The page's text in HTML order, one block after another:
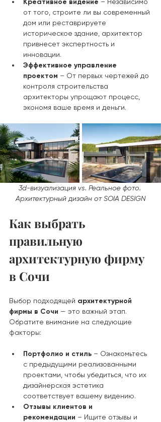
Креативное видение
от того, строите ли вы современный
дом или реставрируете
историческое здание, архитектор
привнесет экспертность и
инновации.
Эффективное управление
проектом – От первых чертежей до
контроля строительства
архитекторы упрощают процесс,
экономя ваше время и деньги.
3d-визуализация vs. Реальное фото.
Архитектурный дизайн от SOIA DESIGN
Как выбрать
правильную
архитектурную фирму
в Сочи
Выбор подходящей архитектурной
фирмы в Сочи — это важный этап.
Обратите внимание на следующие
факторы:
Портфолио и стиль – Ознакомьтесь
с предыдущими реализованными
проектами, чтобы убедиться, что их
дизайнерская эстетика
соответствует вашему видению.
Отзывы клиентов и
рекомендации – Ищите отзывы и